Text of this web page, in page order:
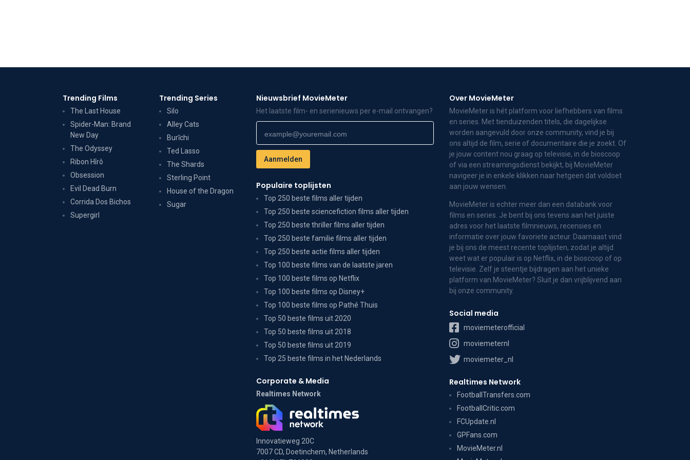
Trending Films
The Last House
Spider-Man: Brand
New Day
The Odyssey
Ribon Hîrô
Obsession
Evil Dead Burn
Corrida Dos Bichos
Supergirl
Trending Series
Silo
Alley Cats
Burīchi
Ted Lasso
The Shards
Sterling Point
House of the Dragon
Sugar
Nieuwsbrief MovieMeter
Het laatste film- en serienieuws per e-mail ontvangen?
Populaire toplijsten
Top 250 beste films aller tijden
Top 250 beste sciencefiction films aller tijden
Top 250 beste thriller films aller tijden
Top 250 beste familie films aller tijden
Top 250 beste actie films aller tijden
Top 100 beste films van de laatste jaren
Top 100 beste films op Netflix
Top 100 beste films op Disney+
Top 100 beste films op Pathé Thuis
Top 50 beste films uit 2020
Top 50 beste films uit 2018
Top 50 beste films uit 2019
Top 25 beste films in het Nederlands
Corporate & Media
Realtimes Network
Innovatieweg 20C
7007 CD, Doetinchem, Netherlands
Over MovieMeter
MovieMeter is hét platform voor liefhebbers van films
en series. Met tienduizenden titels, die dagelijkse
worden aangevuld door onze community, vind je bij
ons altijd de film, serie of documentaire die je zoekt. Of
je jouw content nou graag op televisie, in de bioscoop
of via een streamingsdienst bekijkt, bij MovieMeter
navigeer je in enkele klikken naar hetgeen dat voldoet
aan jouw wensen.
MovieMeter is echter meer dan een databank voor
films en series. Je bent bij ons tevens aan het juiste
adres voor het laatste filmnieuws, recensies en
informatie over jouw favoriete acteur. Daarnaast vind
je bij ons de meest recente toplijsten, zodat je altijd
weet wat er populair is op Netflix, in de bioscoop of op
televisie. Zelf je steentje bijdragen aan het unieke
platform van MovieMeter? Sluit je dan vrijblijvend aan
bij onze community.
Social media
moviemeterofficial
moviemeternl
moviemeter_nl
Realtimes Network
FootballTransfers.com
FootballCritic.com
FCUpdate.nl
GPFans.com
MovieMeter.nl